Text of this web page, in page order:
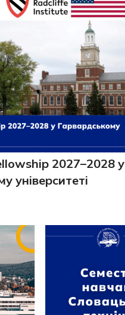
2027–2028 у
університеті